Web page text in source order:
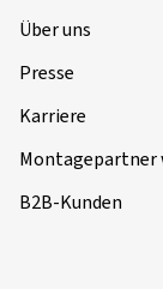
Über uns
Presse
Karriere
Montagepartner
B2B-Kunden